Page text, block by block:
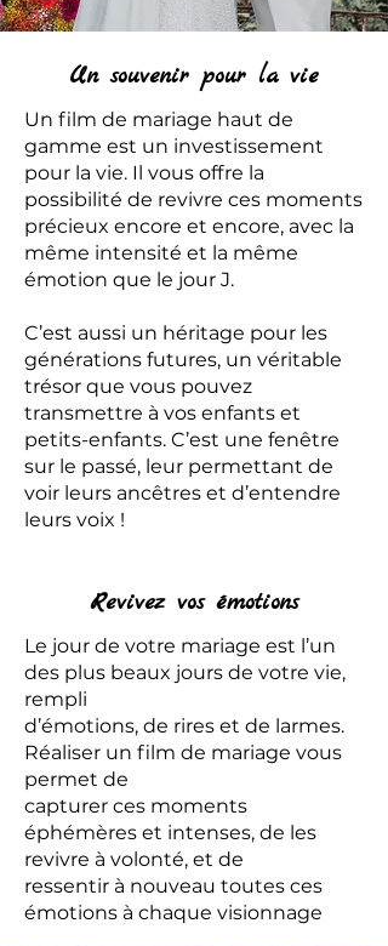
Un souvenir pour la vie
Un film de mariage haut de
gamme est un investissement
pour la vie. Il vous offre la
possibilité de revivre ces moments
précieux encore et encore, avec la
même intensité et la même
émotion que le jour J.
C’est aussi un héritage pour les
générations futures, un véritable
trésor que vous pouvez
transmettre à vos enfants et
petits-enfants. C’est une fenêtre
sur le passé, leur permettant de
voir leurs ancêtres et d’entendre
leurs voix !
Revivez vos émotions
Le jour de votre mariage est l’un
des plus beaux jours de votre vie,
rempli
d’émotions, de rires et de larmes.
Réaliser un film de mariage vous
permet de
capturer ces moments
éphémères et intenses, de les
revivre à volonté, et de
ressentir à nouveau toutes ces
émotions à chaque visionnage